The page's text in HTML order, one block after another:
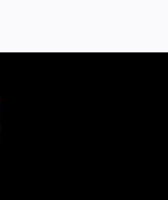
คับคั่ง และกิจกรรม
จัดต่อเนื่องระหว่าง